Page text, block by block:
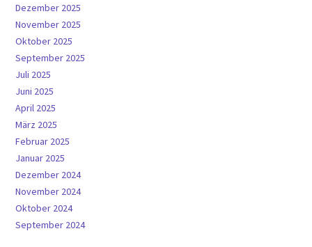
Dezember 2025
November 2025
Oktober 2025
September 2025
Juli 2025
Juni 2025
April 2025
März 2025
Februar 2025
Januar 2025
Dezember 2024
November 2024
Oktober 2024
September 2024